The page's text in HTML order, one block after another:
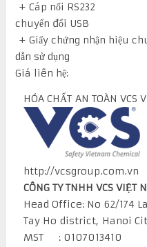
+ Cáp nối
chuyển đổi USB
+ Giấy chứng nhận hiệu
dẫn sử dụng
Giá liên hệ:
HÓA CHẤT AN TOÀN VCS
http://vcsgroup.com.vn
CÔNG TY TNHH VCS VIỆT
Head Office: No 62/174
Tay Ho district, Hanoi
MST : 0107013410